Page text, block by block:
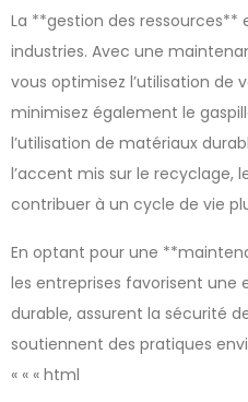
La **gestion des
industries. Avec une
vous optimisez l’utilisation de
minimisez également le
l’utilisation de matériaux
l’accent mis sur le recyclage,
contribuer à un cycle de vie
En optant pour une
les entreprises favorisent
durable, assurent la sécurité
soutiennent des pratiques
« « « html